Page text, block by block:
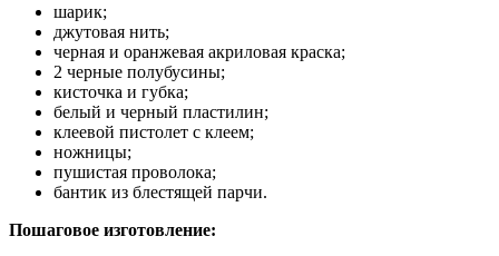
шарик;
джутовая нить;
черная и оранжевая акриловая краска;
2 черные полубусины;
кисточка и губка;
белый и черный пластилин;
клеевой пистолет с клеем;
ножницы;
пушистая проволока;
бантик из блестящей парчи.
Пошаговое изготовление: